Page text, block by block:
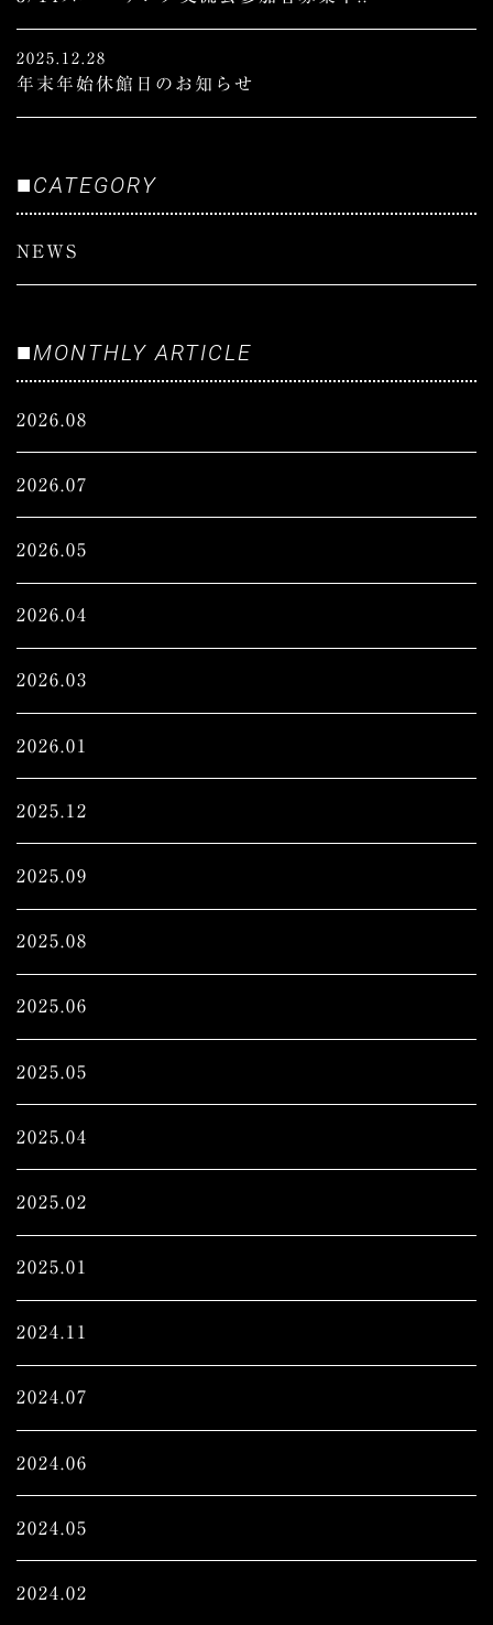
2025.12.28
年末年始休館日のお知らせ
■CATEGORY
NEWS
■MONTHLY ARTICLE
2026.08
2026.07
2026.05
2026.04
2026.03
2026.01
2025.12
2025.09
2025.08
2025.06
2025.05
2025.04
2025.02
2025.01
2024.11
2024.07
2024.06
2024.05
2024.02